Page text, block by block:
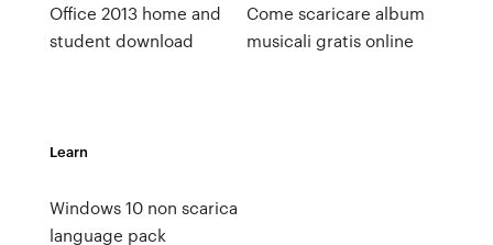
Office 2013 home and
student download
Come scaricare album
musicali gratis online
Learn
Windows 10 non scarica
language pack